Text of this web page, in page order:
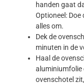
handen gaat
Optioneel:
alles om.
Dek de
minuten in de
Haal de
aluminiumfolie
ovenschotel